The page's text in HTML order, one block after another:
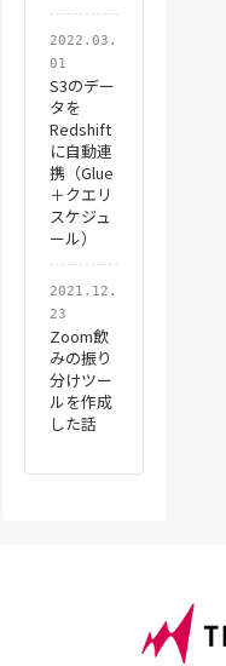
2022.03.
01
S3のデー
タを
Redshift
に自動連
携（Glue
＋クエリ
スケジュ
ール）
2021.12.
23
Zoom飲
みの振り
分けツー
ルを作成
した話